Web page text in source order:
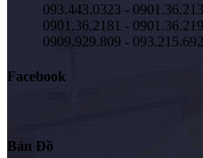
093.443.0323 -
0901.36.2181 -
0909.929.809 -
Facebook
Bản Đồ